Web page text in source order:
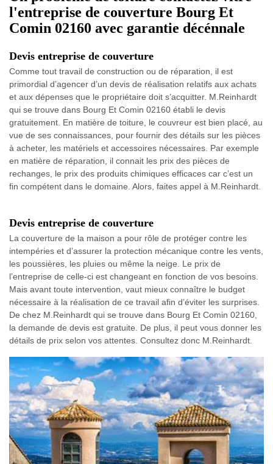
l'entreprise de couverture Bourg Et
Comin 02160 avec garantie décénnale
Devis entreprise de couverture
Comme tout travail de construction ou de réparation, il est
primordial d’agencer d’un devis de réalisation relatifs aux achats
et aux dépenses que le propriétaire doit s’acquitter. M.Reinhardt
qui se trouve dans Bourg Et Comin 02160 établi le devis
gratuitement. En matière de toiture, le couvreur est bien placé, au
vue de ses connaissances, pour fournir des détails sur les pièces
à acheter, les matériels et accessoires nécessaires. Par exemple
en matière de réparation, il connait les prix des pièces de
rechanges, le prix des produits chimiques efficaces car c’est un
fin compétent dans le domaine. Alors, faites appel à M.Reinhardt.
Devis entreprise de couverture
La couverture de la maison a pour rôle de protéger contre les
intempéries et d’assurer la protection mécanique contre les vents,
les poussières, les pluies ou même la neige. Le prix de
l’entreprise de celle-ci est changeant en fonction de vos besoins.
Mais avant toute intervention, vaut mieux connaître le budget
nécessaire à la réalisation de ce travail afin d’éviter les surprises.
De chez M.Reinhardt qui se trouve dans Bourg Et Comin 02160,
la demande de devis est gratuite. De plus, il peut vous donner les
détails de prix selon vos attentes. Consultez donc M.Reinhardt.